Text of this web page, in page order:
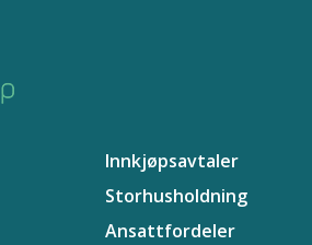
Innkjøpsavtaler
Storhusholdning
Ansattfordeler